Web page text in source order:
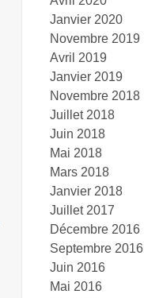
Janvier 2020
Novembre 2019
Avril 2019
Janvier 2019
Novembre 2018
Juillet 2018
Juin 2018
Mai 2018
Mars 2018
Janvier 2018
Juillet 2017
Décembre 2016
Septembre 2016
Juin 2016
Mai 2016